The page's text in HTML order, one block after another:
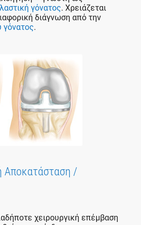
γόνατος. Χρειάζεται
διάγνωση από την
.
Αποκατάσταση /
χειρουργική επέμβαση